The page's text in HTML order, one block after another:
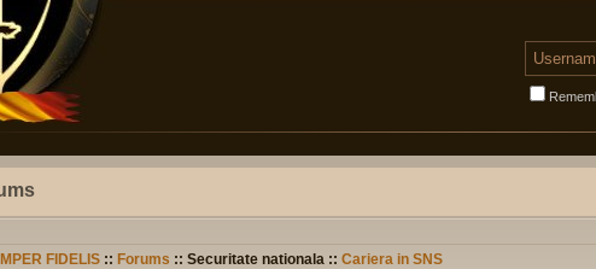
FIDELIS :: Forums :: Securitate nationala :: Cariera in SNS